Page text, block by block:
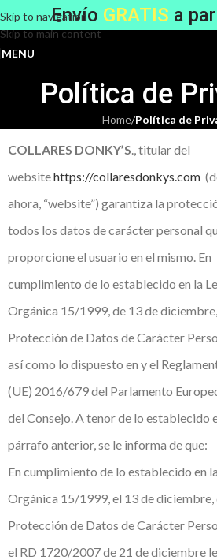
Skip to navigation
Skip to main content
Envío GRATIS a
MENU
Política de
Home/Política de
COLLARES DONKY’S., titular del
websitehttps://collaresdonkys.com
ahora, “website”) garantiza la
todos los datos de carácter personal
proporcione el usuario en el mismo. En
cumplimiento de lo establecido en la
Orgánica 15/1999, de 13 de
Protección de Datos de Carácter
así como lo dispuesto en y el
(UE) 2016/679 del Parlamento
del Consejo. A tenor de lo establecido
párrafo anterior, se le informa de que:
En cumplimiento de lo establecido en
Orgánica 15/1999, el 13 de diciembre,
Protección de Datos de Carácter
el RD 1720/2007 de 21 de diciembre le